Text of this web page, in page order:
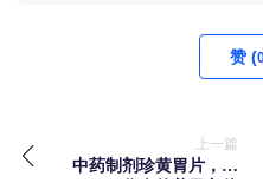
赞 (
上一篇
中药制剂珍黄胃片，现